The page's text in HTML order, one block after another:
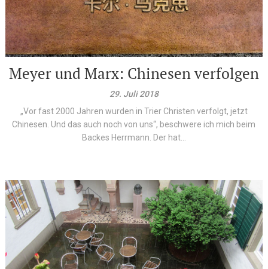
Meyer und Marx: Chinesen verfolgen
29. Juli 2018
„Vor fast 2000 Jahren wurden in Trier Christen verfolgt, jetzt
Chinesen. Und das auch noch von uns“, beschwere ich mich beim
Backes Herrmann. Der hat...